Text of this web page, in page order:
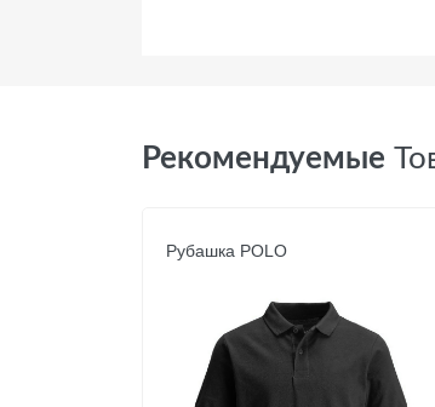
Рекомендуемые
Рубашка POLO